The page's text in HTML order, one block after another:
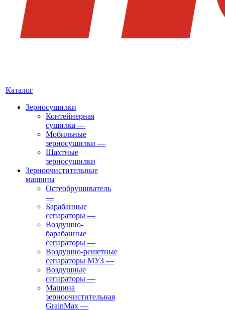
Каталог
Зерносушилки
Контейнерная
сушилка —
Мобильные
зерносушилки —
Шахтные
зерносушилки
Зерноочистительные
машины
Остеобрушиватель
—
Барабанные
сепараторы —
Воздушно-
барабанные
сепараторы —
Воздушно-решетные
сепараторы МУЗ —
Воздушные
сепараторы —
Машина
зерноочистительная
GrainMax —